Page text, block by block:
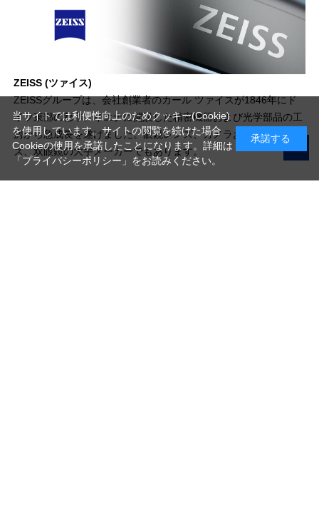
ZEISS (ツァイス)
ZEISSグループは、会社創業者のカール ツァイスが1846年にド
イツ東部の都市、イエナに開設した精密機器および光学部品の工
房から急成長を遂げました。眼鏡レンズ、カメラおよびシネレン
ズ、双眼鏡の大手メーカーでもあります。
当サイトでは利便性向上のためクッキー(Cookie)
を使用しています。サイトの閲覧を続けた場合
Cookieの使用を承諾したことになります。詳細は
「プライバシーポリシー」 をお読みください。
承諾する